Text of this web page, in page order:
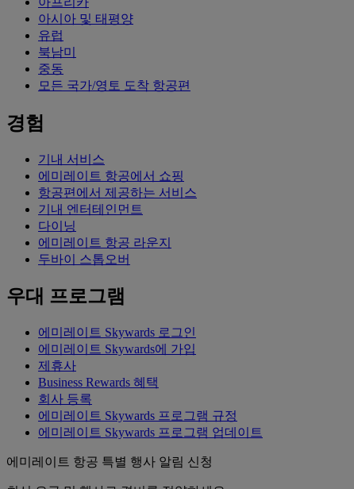
아시아 및 태평양
유럽
북남미
중동
모든 국가/영토 도착 항공편
경험
기내 서비스
에미레이트 항공에서 쇼핑
항공편에서 제공하는 서비스
기내 엔터테인먼트
다이닝
에미레이트 항공 라운지
두바이 스톱오버
우대 프로그램
에미레이트 Skywards 로그인
에미레이트 Skywards에 가입
제휴사
Business Rewards 혜택
회사 등록
에미레이트 Skywards 프로그램 규정
에미레이트 Skywards 프로그램 업데이트
에미레이트 항공 특별 행사 알림 신청